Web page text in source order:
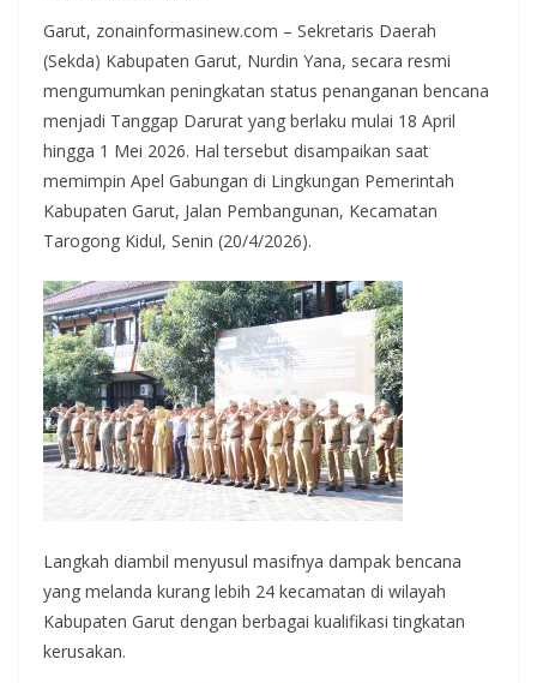
Garut, zonainformasinew.com – Sekretaris Daerah
(Sekda) Kabupaten Garut, Nurdin Yana, secara resmi
mengumumkan peningkatan status penanganan bencana
menjadi Tanggap Darurat yang berlaku mulai 18 April
hingga 1 Mei 2026. Hal tersebut disampaikan saat
memimpin Apel Gabungan di Lingkungan Pemerintah
Kabupaten Garut, Jalan Pembangunan, Kecamatan
Tarogong Kidul, Senin (20/4/2026).
Langkah diambil menyusul masifnya dampak bencana
yang melanda kurang lebih 24 kecamatan di wilayah
Kabupaten Garut dengan berbagai kualifikasi tingkatan
kerusakan.